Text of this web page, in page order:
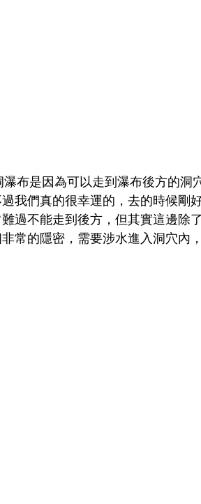
布是因為可以走到瀑布後方的洞
我們真的很幸運的，去的時候剛
過不能走到後方，但其實這邊除
常的隱密，需要涉水進入洞穴內